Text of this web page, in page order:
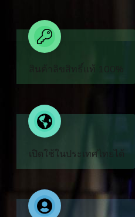
​สินค้าลิขสิทธิ์แท้ 100%
​เปิดใช้​ในประเทศไทยได้